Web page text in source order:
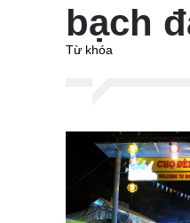
bạch
Từ khóa